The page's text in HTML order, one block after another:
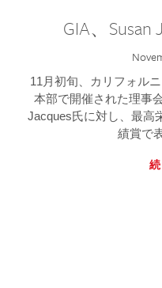
GIA、
11月初旬、カリフォル
本部で開催された理事
Jacques氏に対し、最高
績賞で